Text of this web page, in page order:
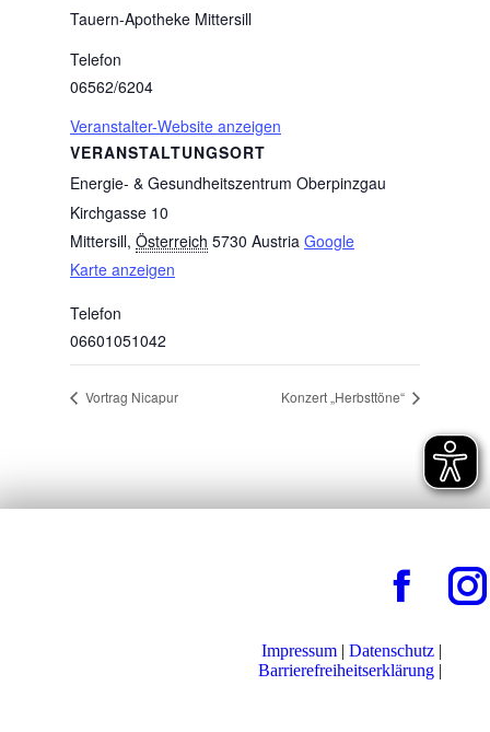
VERANSTALTUNGSORT
Energie- & Gesundheitszentrum Oberpinzgau
Kirchgasse 10
Mittersill, Österreich 5730 Austria Google
Karte anzeigen
Telefon
06601051042
Tauern-Apotheke Mittersill
Telefon
06562/6204
Veranstalter-Website anzeigen
Vortrag Nicapur Konzert „Herbsttöne“
Impressum | Datenschutz |
Barrierefreiheitserklärung |